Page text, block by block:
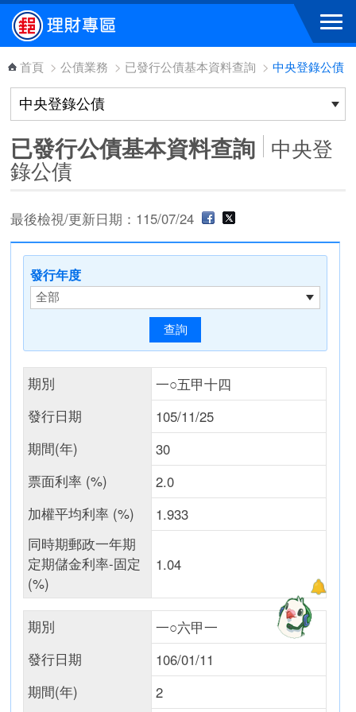
跳到主要內容區塊
首頁 > 公債業務 > 已發行公債基本資料查詢 > 中央登錄公債
已發行公債基本資料查詢 中央登
錄公債
最後檢視/更新日期：115/07/24
發行年度
期別
一○五甲十四
發行日期
105/11/25
期間(年)
30
票面利率 (%)
2.0
加權平均利率 (%)
1.933
同時期郵政一年期
定期儲金利率-固定
(%)
1.04
期別
一○六甲一
發行日期
106/01/11
期間(年)
2